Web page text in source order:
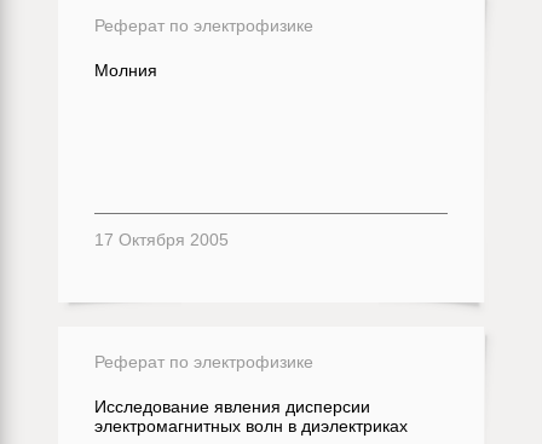
Реферат по электрофизике
Молния
17 Октября 2005
Реферат по электрофизике
Исследование явления дисперсии
электромагнитных волн в диэлектриках